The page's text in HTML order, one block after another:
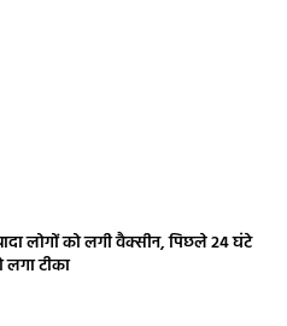
लोगों को लगी वैक्सीन, पिछले 24 घंटे
लगा टीका